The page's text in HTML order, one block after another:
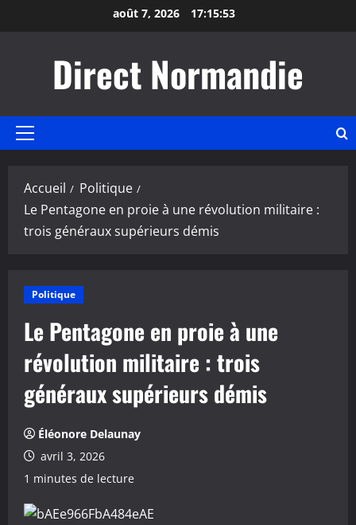
au
août 7, 2026 17:15:53
Direct Normandie
Menu
Accueil
Politique
Le Pentagone en proie à une révolution militaire :
trois généraux supérieurs démis
Politique
Le Pentagone en proie à une
révolution militaire : trois
généraux supérieurs démis
Éléonore Delaunay
avril 3, 2026
1 minutes de lecture